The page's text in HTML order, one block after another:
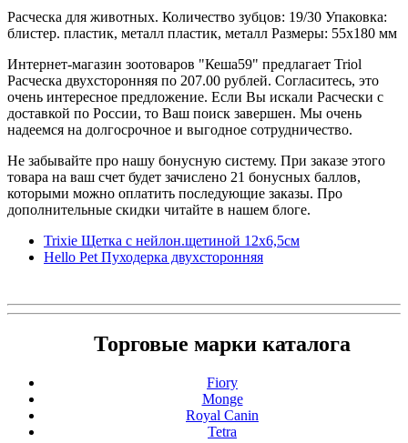
Расческа для животных. Количество зубцов: 19/30 Упаковка:
блистер. пластик, металл пластик, металл Размеры: 55x180 мм
Интернет-магазин зоотоваров "Кеша59" предлагает Triol
Расческа двухсторонняя по 207.00 рублей. Согласитесь, это
очень интересное предложение. Если Вы искали Расчески с
доставкой по России, то Ваш поиск завершен. Мы очень
надеемся на долгосрочное и выгодное сотрудничество.
Не забывайте про нашу бонусную систему. При заказе этого
товара на ваш счет будет зачислено 21 бонусных баллов,
которыми можно оплатить последующие заказы. Про
дополнительные скидки читайте в нашем блоге.
Trixie Щетка с нейлон.щетиной 12x6,5см
Hello Pet Пуходерка двухсторонняя
Торговые марки каталога
Fiory
Monge
Royal Canin
Tetra